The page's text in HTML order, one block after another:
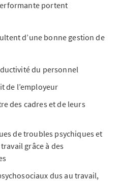
portent
d’une bonne gestion de
du personnel
de l’employeur
des cadres et de leurs
de troubles psychiques et
grâce à des
dus au travail,